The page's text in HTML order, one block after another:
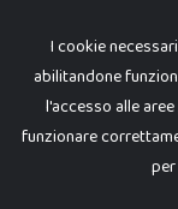
I cookie
abilitandone
l'accesso alle
funzionare